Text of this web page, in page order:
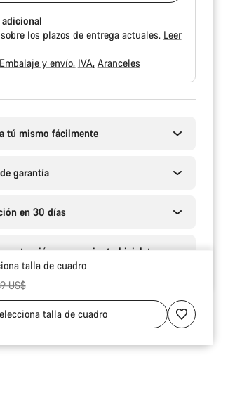
los plazos de entrega actuales. Leer
Embalaje y envío IVA Aranceles
tú mismo fácilmente
garantía
en 30 días
protección para enviar tu bicicleta
talla de cuadro
original
US$
talla de cuadro